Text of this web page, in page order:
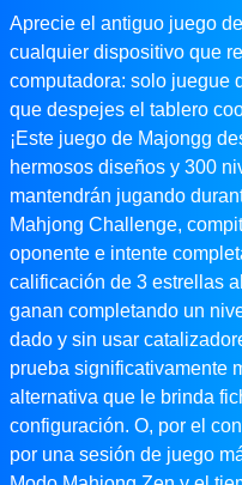
Aprecie el antiguo juego
cualquier dispositivo que
computadora: solo juegue
que despejes el tablero
¡Este juego de Majongg
hermosos diseños y 300
mantendrán jugando
Mahjong Challenge,
oponente e intente
calificación de 3 estrellas
ganan completando un
dado y sin usar
prueba significativamente
alternativa que le brinda
configuración. O, por el
por una sesión de juego